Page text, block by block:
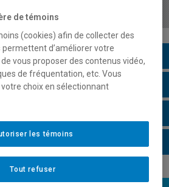
de témoins
(cookies) afin de collecter des
d’améliorer votre
vous proposer des contenus vidéo,
de fréquentation, etc. Vous
choix en sélectionnant
Tout refuser
les témoins